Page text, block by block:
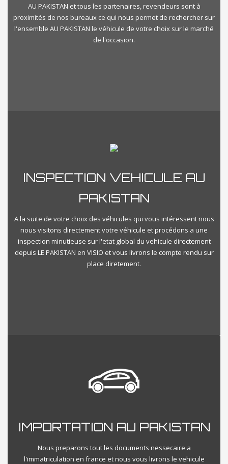
AU PAKISTAN et tous les partenaires, revendeurs sont à
proximités de nos bureaux ce qui nous permet de rechercher sur
l'ensemble AU PAKISTAN le véhicule de votre choix sur le marché
de l'occasion.
INSPECTION VEHICULE AU
PAKISTAN
A la suite de votre choix des véhicules qui vous intéressent nous
nous visitons directement votre véhicule et procédons a une
inspection minutieuse sur l'etat global du vehicule directement
depuis LE PAKISTAN en VISIO et vous livrons le compte rendu sur
place diretement.
IMPORTATION AU PAKISTAN
Nous preparons tout les documents nessecaire a
l'immatriculation en france et nous vous livrons le vehicule